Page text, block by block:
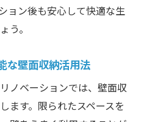
得られる大阪府の快適な
いに欠かせない壁面収
実感する大阪府の住まい
ョン後も安心して快適な生
う。
な壁面収納活用法
ノベーションでは、壁面収
ます。限られたスペースを